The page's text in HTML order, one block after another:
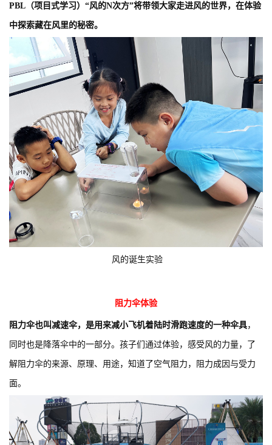
PBL（项目式学习）“风的N次方”将带领大家走进风的世界，在体验
中探索藏在风里的秘密。
风的诞生实验
阻力伞体验
阻力伞也叫减速伞，是用来减小飞机着陆时滑跑速度的一种伞具，
同时也是降落伞中的一部分。孩子们通过体验，感受风的力量，了
解阻力伞的来源、原理、用途，知道了空气阻力，阻力成因与受力
面。